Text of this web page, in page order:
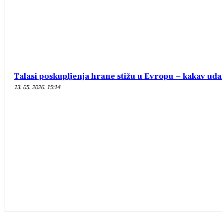
Talasi poskupljenja hrane stižu u Evropu – kakav
13. 05. 2026. 15:14